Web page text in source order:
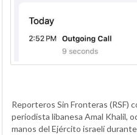
Reporteros Sin Fronteras (RSF)
periodista libanesa Amal Khalil,
manos del Ejército israelí